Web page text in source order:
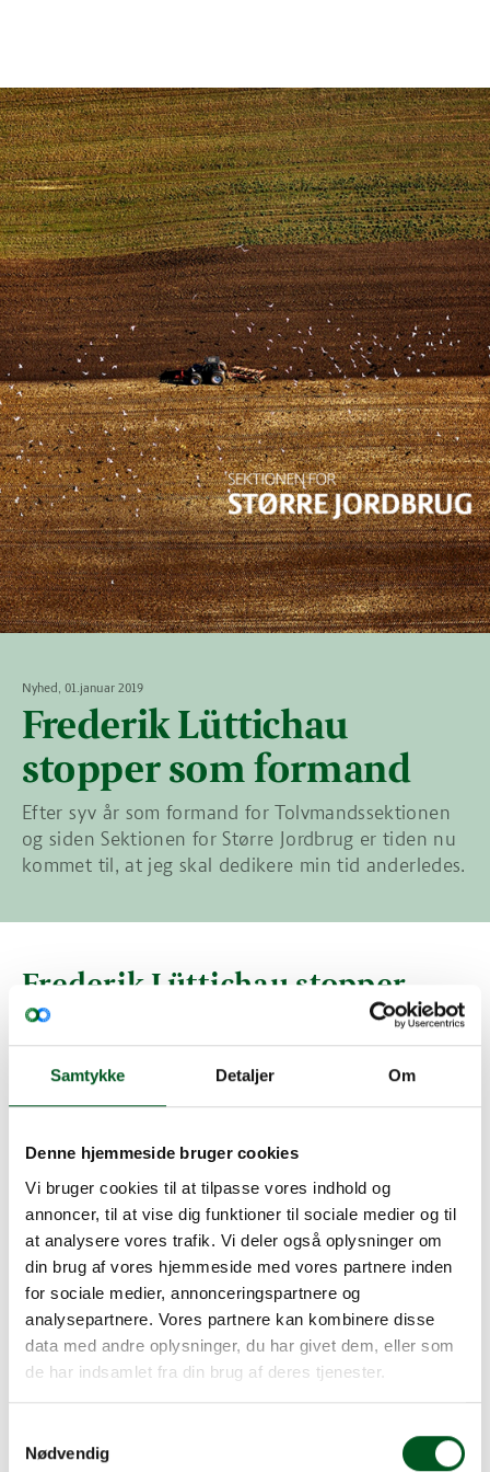
Samtykke Detaljer Om
Denne hjemmeside bruger cookies
Vi bruger cookies til at tilpasse vores indhold og
annoncer, til at vise dig funktioner til sociale medier og til
at analysere vores trafik. Vi deler også oplysninger om
din brug af vores hjemmeside med vores partnere inden
for sociale medier, annonceringspartnere og
analysepartnere. Vores partnere kan kombinere disse
data med andre oplysninger, du har givet dem, eller som
de har indsamlet fra din brug af deres tjenester.
Nødvendig
Nyhed, 01.januar 2019
Frederik Lüttichau
stopper som formand
Efter syv år som formand for Tolvmandssektionen
og siden Sektionen for Større Jordbrug er tiden nu
kommet til, at jeg skal dedikere min tid anderledes.
Frederik Lüttichau stopper
som formand i Sektionen for
Større Jordbrug
Efter en periode på syv år som formand for
Jordbrug er tiden nu kommet til, at jeg skal
I den kommende tid har jeg øget behov for at
fokusere på mit landbrug, og samtidig har jeg
andet bestyrelsesarbejde, som kræver mere af min
tid. Det er baggrunden for at jeg har valgt give
formandsskabsstafetten videre til nye kræfter. I
øvrigt fortsætter jeg i Udvalget for at støtte
formanden frem til årsmødet.
Jeg glæder mig over at overdrage formandskabet i
Større Jordbrug på et tidspunkt, hvor vi har godt
fat i vores hovedfokuspunkter og har en stærk
strategi for, hvordan vi vil arbejde med vores